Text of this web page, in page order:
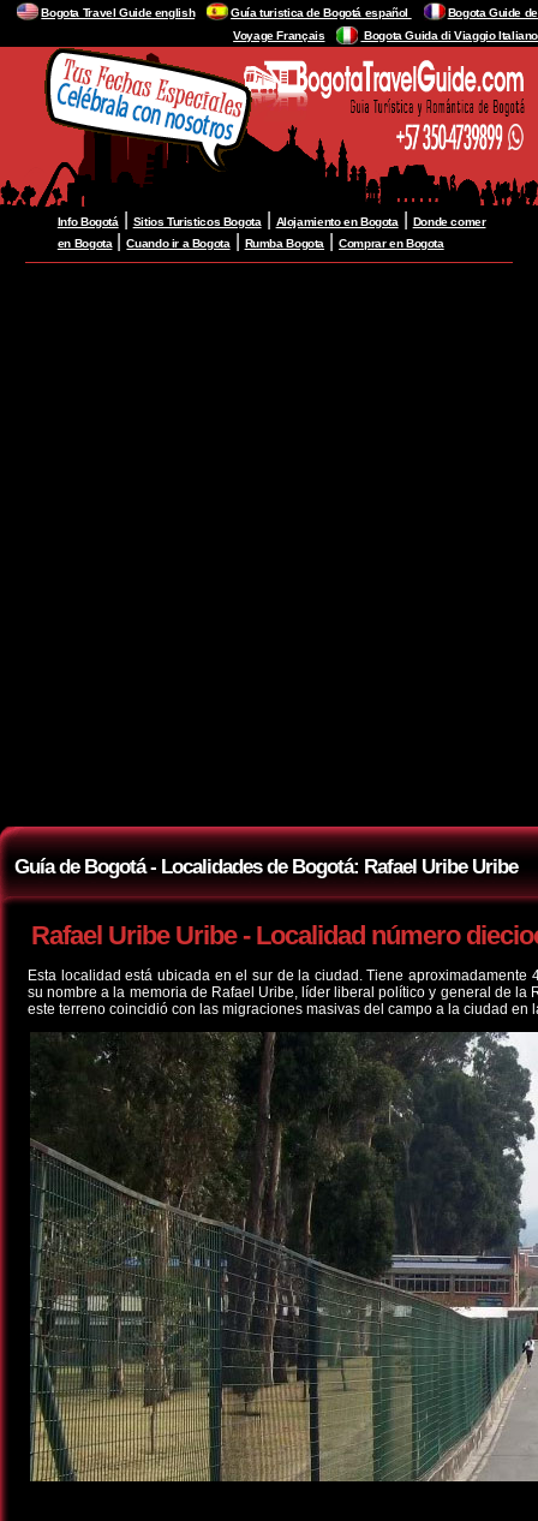
Bogota Travel Guide english Guía turistica de Bogotá español
Bogota Guide de
Voyage Français
Bogota Guida di Viaggio Italiano
Info Bogotá Sitios Turisticos Bogota Alojamiento en Bogota
Donde comer
en Bogota
|Cuando ir a Bogota Rumba Bogota |Comprar en Bogota
Guía de Bogotá - Localidades de Bogotá: Rafael Uribe Uribe
Rafael Uribe Uribe - Localidad número
Esta localidad está ubicada en el sur de la ciudad. Tiene
su nombre a la memoria de Rafael Uribe, líder liberal político y general de
este terreno coincidió con las migraciones masivas del campo a la ciudad en